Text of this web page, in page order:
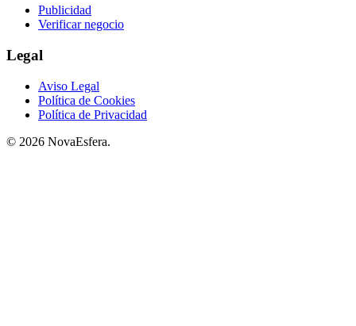
Publicidad
Verificar negocio
Legal
Aviso Legal
Política de Cookies
Política de Privacidad
© 2026 NovaEsfera.